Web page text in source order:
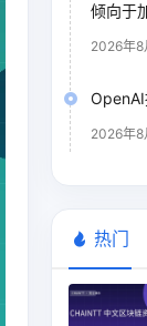
倾向于
2026年8
OpenAI
2026年8
热门